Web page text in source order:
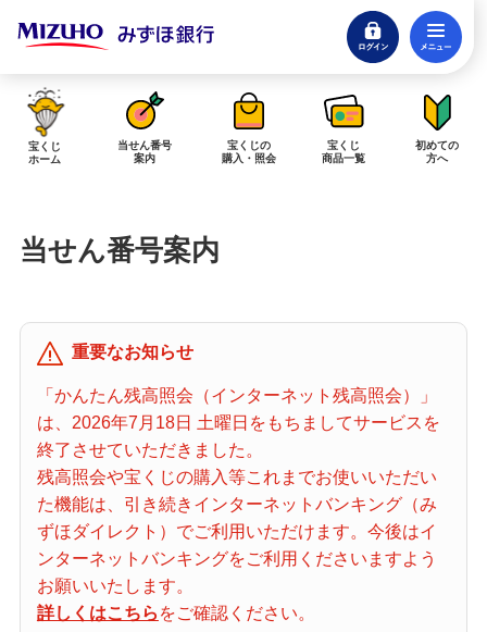
ログイン
閉じる
みずほダイレクトログイン
当せん金の受取方法について
購入した宝くじの確認方法について
「代金が引き落としされない」「購入明細に表示されない」にお答えしま
す。
宝くじホーム
当せん番号案内
宝くじの購入・照会
宝くじ
ホーム
当せん番号
案内
宝くじの
購入・照会
宝くじ
商品一覧
初めての
方へ
当せん番号案内
重要なお知らせ
「かんたん残高照会（インターネット残高照会）」
は、2026年7月18日 土曜日をもちましてサービスを
終了させていただきました。
残高照会や宝くじの購入等これまでお使いいただい
た機能は、引き続きインターネットバンキング（み
ずほダイレクト）でご利用いただけます。今後はイ
ンターネットバンキングをご利用くださいますよう
お願いいたします。
詳しくはこちら をご確認ください。